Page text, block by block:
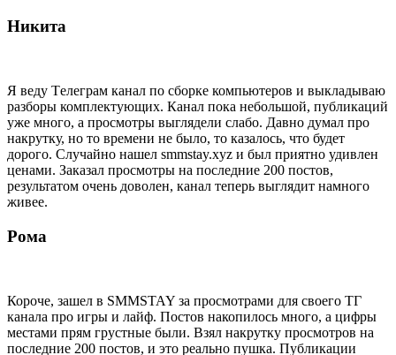
Никита
Я веду Tелеграм канал по сборке компьютеров и выкладываю
разборы комплектующих. Канал пока небольшой, публикаций
уже много, а просмотры выглядели слабо. Давно думал про
накрутку, но то времени не было, то казалось, что будет
дорого. Случайно нашел smmstay.xyz и был приятно удивлен
ценами. Заказал просмотры на последние 200 постов,
результатом очень доволен, канал теперь выглядит намного
живее.
Рома
Короче, зашел в SMMSTAY за просмотрами для своего ТГ
канала про игры и лайф. Постов накопилось много, а цифры
местами прям грустные были. Взял накрутку просмотров на
последние 200 постов, и это реально пушка. Публикации